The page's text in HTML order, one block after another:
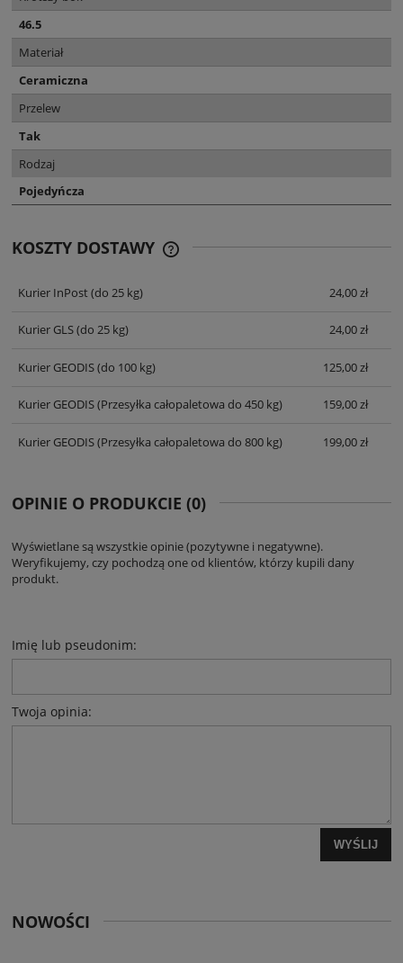
46.5
Materiał
Ceramiczna
Przelew
Tak
Rodzaj
Pojedyńcza
KOSZTY DOSTAWY
Kurier InPost(do 25 kg) 24,00 zł
Kurier GLS(do 25 kg) 24,00 zł
Kurier GEODIS(do 100 kg) 125,00 zł
Kurier GEODIS(Przesyłka całopaletowa do 450 kg) 159,00 zł
Kurier GEODIS(Przesyłka całopaletowa do 800 kg) 199,00 zł
OPINIE O PRODUKCIE (0)
Wyświetlane są wszystkie opinie (pozytywne i negatywne).
Weryfikujemy, czy pochodzą one od klientów, którzy kupili dany
produkt.
Imię lub pseudonim:
Twoja opinia:
WYŚLIJ
NOWOŚCI